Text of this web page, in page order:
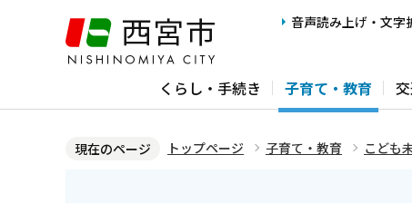
ジ
音声読み上げ・文字
くらし・手続き 子育て・教育
現在のページ トップページ 子育て・教育 こども